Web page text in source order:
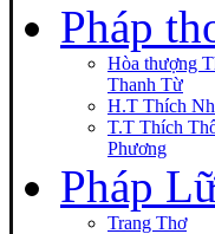
Pháp
Hòa thượng
Thanh Từ
H.T Thích
T.T Thích
Phương
Pháp
Trang Thơ